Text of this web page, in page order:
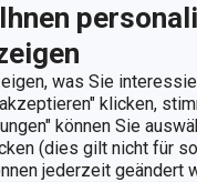
was Sie
klicken,
können Sie
(dies gilt nicht für
jederzeit geändert